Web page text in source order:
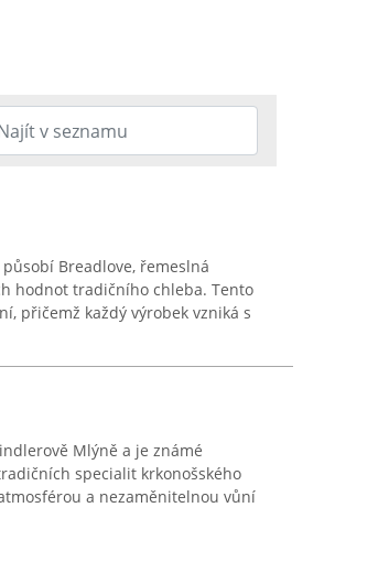
Breadlove, řemeslná
hodnot tradičního chleba. Tento
přičemž každý výrobek vzniká s
Mlýně a je známé
specialit krkonošského
a nezaměnitelnou vůní